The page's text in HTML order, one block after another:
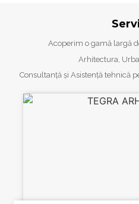
Acoperim o gamă largă
Arhitectura,
Consultanță și Asistență tehnică